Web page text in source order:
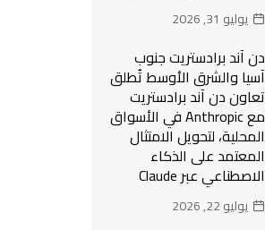
يوليو 31, 2026
دن آند برادستريت جنوب
آسيا والشرق الأوسط تُطلق
تعاون دن آند برادستريت
مع Anthropic في الأسواق
المحلية، لتحويل الامتثال
المعتمد على الذكاء
الاصطناعي عبر Claude
يوليو 22, 2026